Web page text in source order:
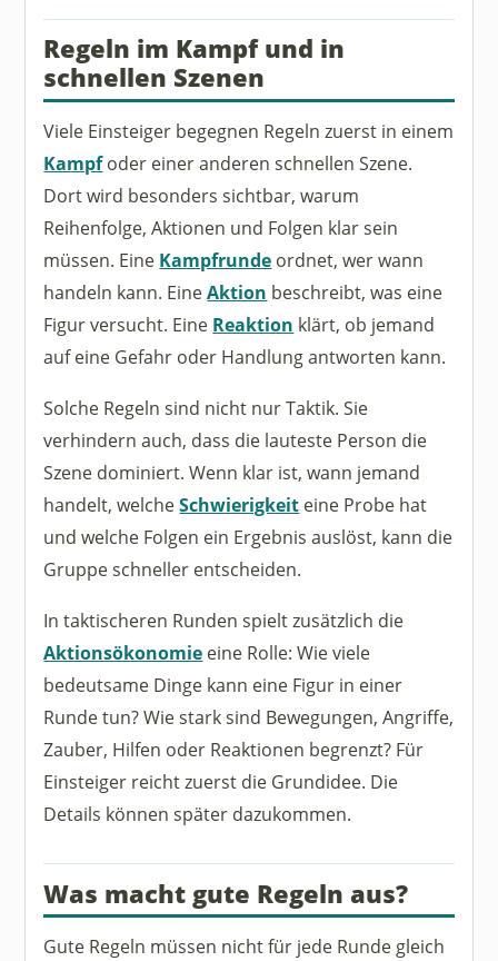
Regeln im Kampf und in
schnellen Szenen
Viele Einsteiger begegnen Regeln zuerst in einem
Kampfoder einer anderen schnellen Szene.
Dort wird besonders sichtbar, warum
Reihenfolge, Aktionen und Folgen klar sein
müssen. Eine Kampfrunde ordnet, wer wann
handeln kann. EineAktion beschreibt, was eine
Figur versucht. Eine Reaktion klärt, ob jemand
auf eine Gefahr oder Handlung antworten kann.
Solche Regeln sind nicht nur Taktik. Sie
verhindern auch, dass die lauteste Person die
Szene dominiert. Wenn klar ist, wann jemand
handelt, welcheSchwierigkeit eine Probe hat
und welche Folgen ein Ergebnis auslöst, kann die
Gruppe schneller entscheiden.
In taktischeren Runden spielt zusätzlich die
Aktionsökonomie eine Rolle: Wie viele
bedeutsame Dinge kann eine Figur in einer
Runde tun? Wie stark sind Bewegungen, Angriffe,
Zauber, Hilfen oder Reaktionen begrenzt? Für
Einsteiger reicht zuerst die Grundidee. Die
Details können später dazukommen.
Was macht gute Regeln aus?
Gute Regeln müssen nicht für jede Runde gleich